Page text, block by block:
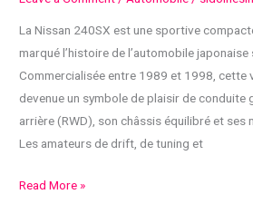
La Nissan 240SX est une sportive
marqué l’histoire de l’automobile
Commercialisée entre 1989 et 1998, cette
devenue un symbole de plaisir de conduite
arrière (RWD), son châssis équilibré et
Les amateurs de drift, de tuning et
Nissan
Read More »